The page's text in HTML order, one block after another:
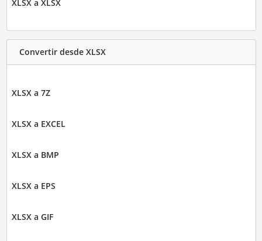
XLSX a XLSX
Convertir desde XLSX
XLSX a 7Z
XLSX a EXCEL
XLSX a BMP
XLSX a EPS
XLSX a GIF